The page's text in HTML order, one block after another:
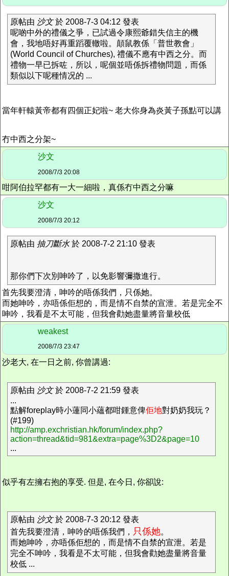
原帖由 沙文於 2008-7-3 04:12 發表
呢啲中外的禮儀之爭，已試過令康熙爺錯失信主的機
會，我地唔好再重蹈覆轍啦。顛鼠教係「普世教會」
(World Council of Churches), 禮儀不應有中西之分。而
禮物一早已拆咗，所以，呢個並唔係拆禮物問題，而係
類似以下呢種情况的 ...
當年軒轅黃帝都有四個正妃啦~ 老大你身為炎黃子孫點可以講
冇中西之分架~
沙文
2008/7/3 20:08
咁阿伯拉罕都有一大一細啦，真係冇中西之分嘛
沙文
2008/7/3 20:12
原帖由 抽刀斷水於 2008-7-2 21:10 發表
那你們下次別呻吟了，以免影響彌撒進行。
首先我要澄清，呻吟的唔係我們，只係她。
而她呻吟，亦唔係佢想的，而是情不自禁的宣泄。若是完全不
呻吟，我看是不太可能，但我會勸她盡量將音量校低
weakest
2008/7/3 23:47
沙老大, 在一日之前, 你曾講過:
原帖由 沙文於 2008-7-2 21:59 發表
...
點解foreplay時小蓮同小蘊都咁鍾意俾佢地對奶奶我玩？
(#199)
http://amp.exchristian.hk/forum/index.php?
action=thread&tid=981&extra=page%3D2&page=10
...
似乎有左擁右抱的享受. 但是, 在今日, 你卻說:
原帖由 沙文於 2008-7-3 20:12 發表
首先我要澄清，呻吟的唔係我們， 只係她。
而她呻吟，亦唔係佢想的，而是情不自禁的宣泄。若是
完全不呻吟，我看是不太可能，但我會勸她盡量將音量
校低 ...